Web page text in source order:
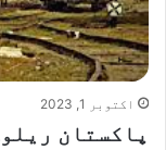
اکتوبر 1, 2023
پاکستان